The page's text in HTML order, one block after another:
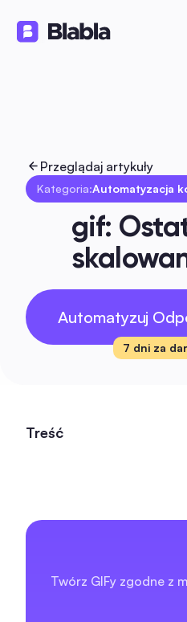
Przeglądaj artykuły
Kategoria:Automatyzacja
gif:
Automatyzuj
7 dni za
Treść
Twórz GIFy zgodne z